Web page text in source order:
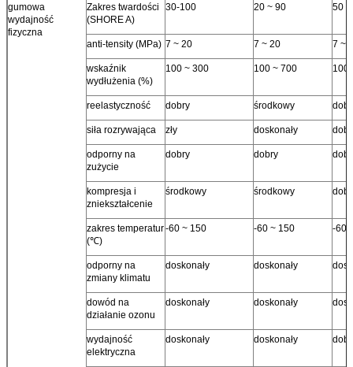
gumowa
wydajność
fizyczna
Zakres twardości
(SHORE A)
30-100 20 ~ 90 50
anti-tensity (MPa) 7 ~ 20 7 ~ 20 7 ~
wskaźnik
wydłużenia (%)
100 ~ 300 100 ~ 700 100
reelastyczność dobry środkowy
siła rozrywająca zły doskonały
odporny na
zużycie
dobry dobry
kompresja i
zniekształcenie
środkowy środkowy
zakres temperatur
(℃)
-60 ~ 150 -60 ~ 150 -60
odporny na
zmiany klimatu
doskonały doskonały
dowód na
działanie ozonu
doskonały doskonały
wydajność
elektryczna
doskonały doskonały